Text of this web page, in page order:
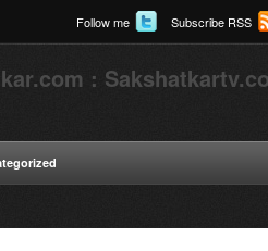
Follow me Subscribe RSS
: